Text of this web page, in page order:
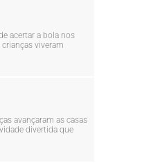
acertar a bola nos
viveram
avançaram as casas
divertida que